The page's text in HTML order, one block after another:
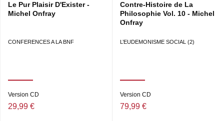
Le Pur Plaisir D'Exister -
Michel Onfray
CONFERENCES A LA BNF
Version CD
29,99 €
Contre-Histoire de La
Philosophie Vol. 10 - Michel
Onfray
L’EUDEMONISME SOCIAL (2)
Version CD
79,99 €